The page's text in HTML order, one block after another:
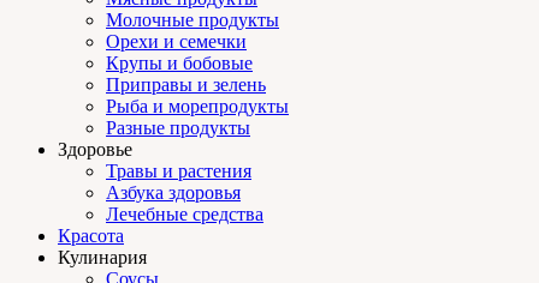
Молочные продукты
Орехи и семечки
Крупы и бобовые
Приправы и зелень
Рыба и морепродукты
Разные продукты
Здоровье
Травы и растения
Азбука здоровья
Лечебные средства
Красота
Кулинария
Соусы